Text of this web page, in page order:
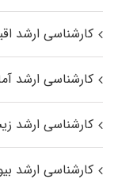
کارشناسی ارشد
کارشناسی ارشد
کارشناسی ارشد
کارشناسی ارشد